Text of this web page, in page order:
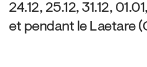
24.12, 25.12, 31.12, 01.01,
et pendant le Laetare